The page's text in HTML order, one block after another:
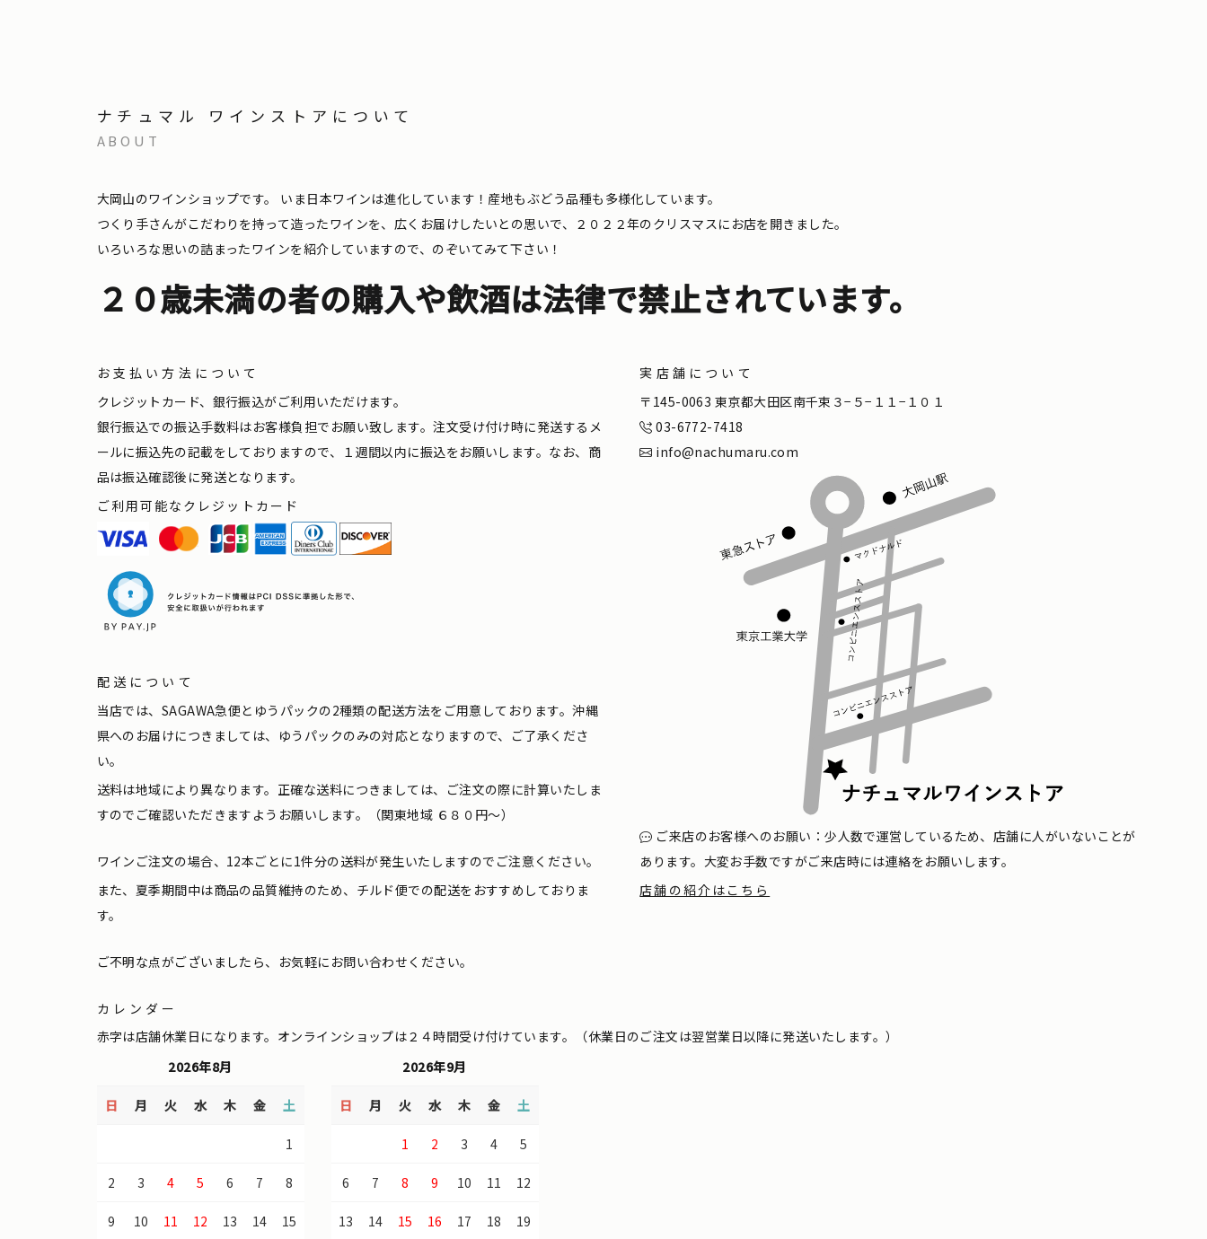
ナチュマル ワインストアについて
ABOUT
大岡山のワインショップです。
いま日本ワインは進化しています！産地もぶどう品種も多様化しています。
つくり手さんがこだわりを持って造ったワインを、広くお届けしたいとの思いで、２０２２年のクリスマスにお店を開きました。
いろいろな思いの詰まったワインを紹介していますので、のぞいてみて下さい！
２０歳未満の者の購入や飲酒は法律で禁止されています。
お支払い方法について
クレジットカード、銀行振込がご利用いただけます。
銀行振込での振込手数料はお客様負担でお願い致します。注文受け付け時に発送するメ
ールに振込先の記載をしておりますので、１週間以内に振込をお願いします。なお、商
品は振込確認後に発送となります。
ご利用可能なクレジットカード
配送について
当店では、SAGAWA急便とゆうパックの2種類の配送方法をご用意しております。沖縄
県へのお届けにつきましては、ゆうパックのみの対応となりますので、ご了承くださ
い。
送料は地域により異なります。正確な送料につきましては、ご注文の際に計算いたしま
すのでご確認いただきますようお願いします。（関東地域 ６８０円〜）
ワインご注文の場合、12本ごとに1件分の送料が発生いたしますのでご注意ください。
また、夏季期間中は商品の品質維持のため、チルド便での配送をおすすめしておりま
す。
ご不明な点がございましたら、お気軽にお問い合わせください。
実店舗について
〒145-0063 東京都大田区南千束３−５−１１−１０１
03-6772-7418
info@nachumaru.com
ご来店のお客様へのお願い：少人数で運営しているため、店舗に人がいないことが
あります。大変お手数ですがご来店時には連絡をお願いします。
店舗の紹介はこちら
カレンダー
赤字は店舗休業日になります。オンラインショップは２４時間受け付けています。（休業日のご注文は翌営業日以降に発送いたします。）
2026年8月
日 月 火 水 木 金 土
1
2 3 4 5 6 7 8
9 10 11 12 13 14 15
2026年9月
日 月 火 水 木 金 土
1 2 3 4 5
6 7 8 9 10 11 12
13 14 15 16 17 18 19